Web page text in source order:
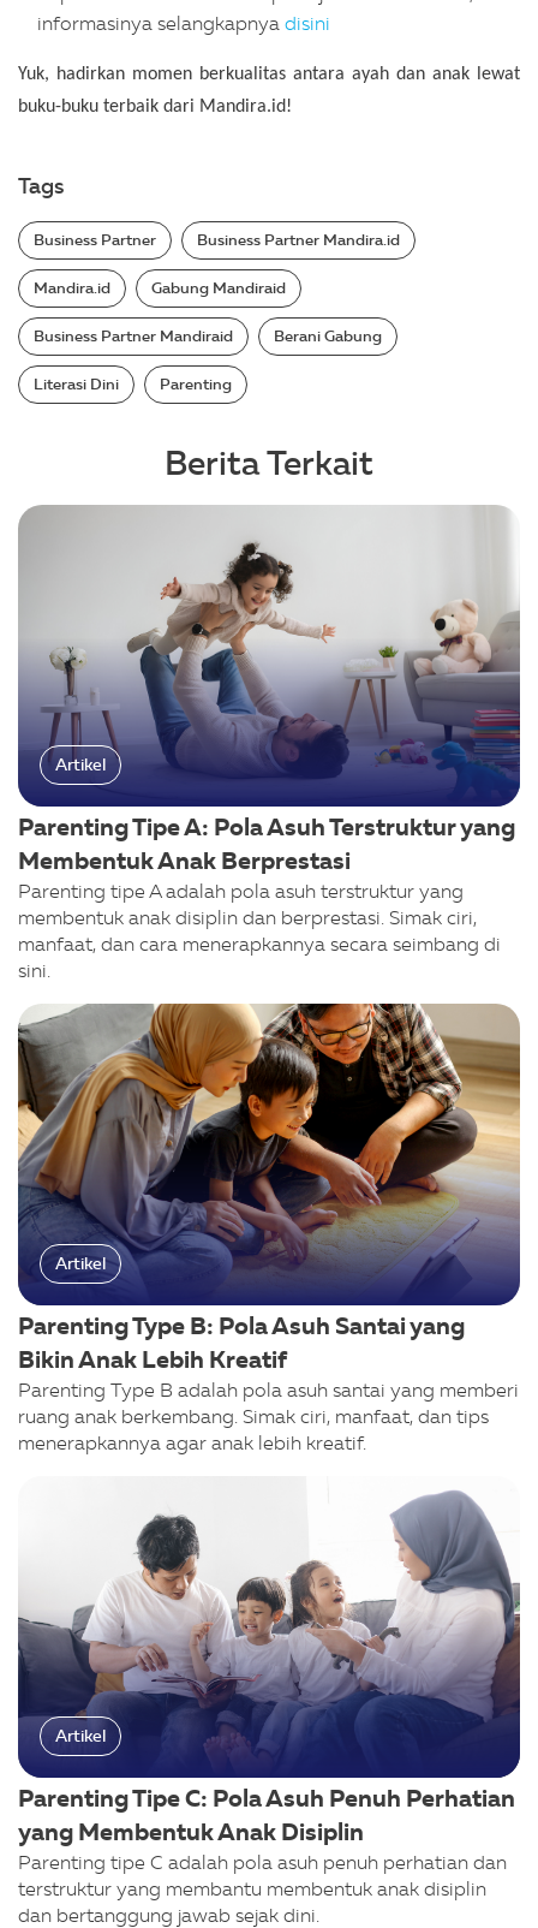
informasinya selangkapnya disini
Yuk, hadirkan momen berkualitas antara ayah dan anak lewat
buku-buku terbaik dari Mandira.id!
Tags
Business Partner Business Partner Mandira.id
Mandira.id Gabung Mandiraid
Business Partner Mandiraid Berani Gabung
Literasi Dini Parenting
Berita Terkait
Artikel
Parenting Tipe A: Pola Asuh Terstruktur yang
Membentuk Anak Berprestasi
Parenting tipe A adalah pola asuh terstruktur yang
membentuk anak disiplin dan berprestasi. Simak ciri,
manfaat, dan cara menerapkannya secara seimbang di
sini.
Artikel
Parenting Type B: Pola Asuh Santai yang
Bikin Anak Lebih Kreatif
Parenting Type B adalah pola asuh santai yang memberi
ruang anak berkembang. Simak ciri, manfaat, dan tips
menerapkannya agar anak lebih kreatif.
Artikel
Parenting Tipe C: Pola Asuh Penuh Perhatian
yang Membentuk Anak Disiplin
Parenting tipe C adalah pola asuh penuh perhatian dan
terstruktur yang membantu membentuk anak disiplin
dan bertanggung jawab sejak dini.